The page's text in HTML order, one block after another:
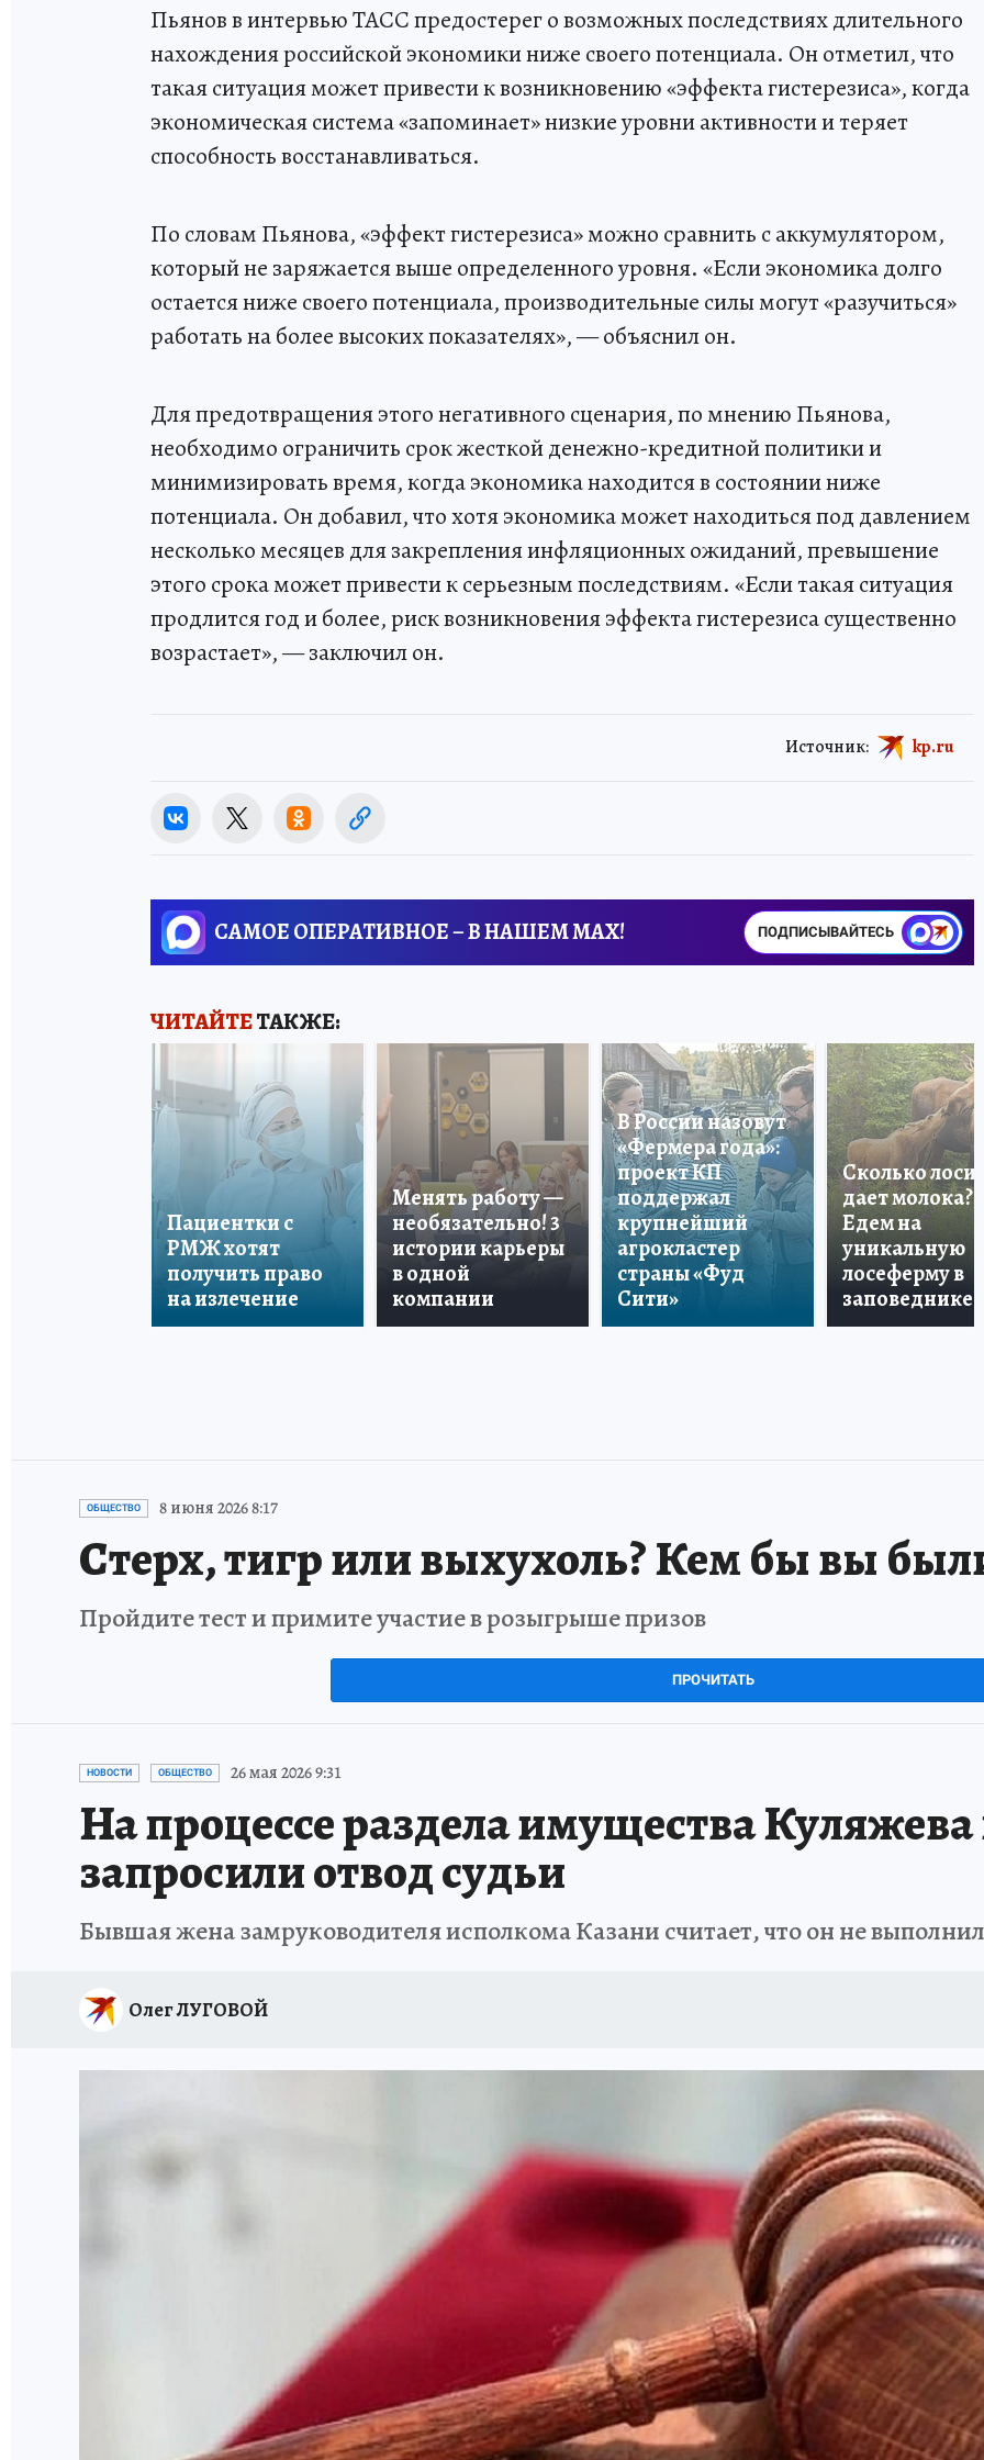
Пьянов в интервью ТАСС предостерег о возможных последствиях длительного
нахождения российской экономики ниже своего потенциала. Он отметил, что
такая ситуация может привести к возникновению «эффекта гистерезиса», когда
экономическая система «запоминает» низкие уровни активности и теряет
способность восстанавливаться.
По словам Пьянова, «эффект гистерезиса» можно сравнить с аккумулятором,
который не заряжается выше определенного уровня. «Если экономика долго
остается ниже своего потенциала, производительные силы могут «разучиться»
работать на более высоких показателях», — объяснил он.
Для предотвращения этого негативного сценария, по мнению Пьянова,
необходимо ограничить срок жесткой денежно-кредитной политики и
минимизировать время, когда экономика находится в состоянии ниже
потенциала. Он добавил, что хотя экономика может находиться под давлением
несколько месяцев для закрепления инфляционных ожиданий, превышение
этого срока может привести к серьезным последствиям. «Если такая ситуация
продлится год и более, риск возникновения эффекта гистерезиса существенно
возрастает», — заключил он.
Источник: kp.ru
САМОЕ ОПЕРАТИВНОЕ – В НАШЕМ MAX! ПОДПИСЫВАЙТЕСЬ
ЧИТАЙТЕТАКЖЕ:
Пациентки с
РМЖ хотят
получить право
на излечение
Менять работу —
необязательно! 3
истории карьеры
в одной
компании
В России назовут
«Фермера года»:
проект КП
поддержал
крупнейший
агрокластер
страны «Фуд
Сити»
Сколько лосиха
дает молока?
Едем на
уникальную
лосеферму в
заповеднике!
ОБЩЕСТВО 8 июня 2026 8:17
Стерх, тигр или выхухоль? Кем бы вы
Пройдите тест и примите участие в розыгрыше призов
ПРОЧИТАТЬ
НОВОСТИ ОБЩЕСТВО 26 мая 2026 9:31
На процессе раздела имущества Куляжева
запросили отвод судьи
Бывшая жена замруководителя исполкома Казани считает, что он не
Олег ЛУГОВОЙ